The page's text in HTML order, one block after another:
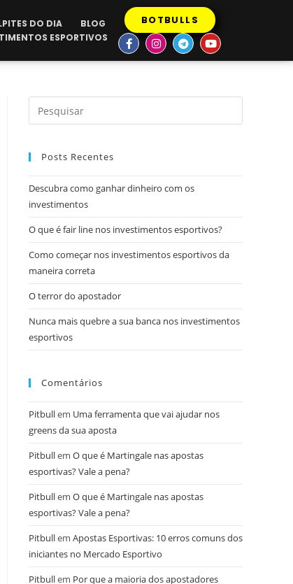
DO DIA
BLOG
ESPORTIVOS
BOTBULLS
Posts Recentes
Descubra como ganhar dinheiro com os
investimentos
O que é fair line nos investimentos esportivos?
Como começar nos investimentos esportivos da
maneira correta
O terror do apostador
Nunca mais quebre a sua banca nos investimentos
esportivos
Comentários
Pitbullem Uma ferramenta que vai ajudar nos
greens da sua aposta
Pitbullem O que é Martingale nas apostas
esportivas? Vale a pena?
Pitbullem O que é Martingale nas apostas
esportivas? Vale a pena?
Pitbullem Apostas Esportivas: 10 erros comuns dos
iniciantes no Mercado Esportivo
Pitbullem Por que a maioria dos apostadores